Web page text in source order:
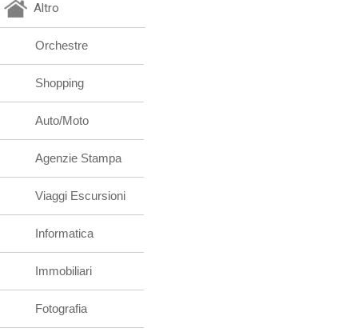
Altro
Orchestre
Shopping
Auto/Moto
Agenzie Stampa
Viaggi Escursioni
Informatica
Immobiliari
Fotografia